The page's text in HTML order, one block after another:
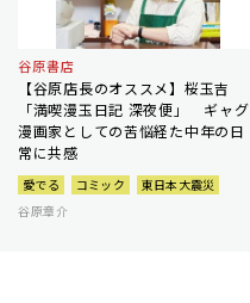
谷原書店
【谷原店長のオススメ】桜玉吉
「満喫漫玉日記 深夜便」 ギャグ
漫画家としての苦悩経た中年の日
常に共感
愛でる コミック
東日本大震災
谷原章介